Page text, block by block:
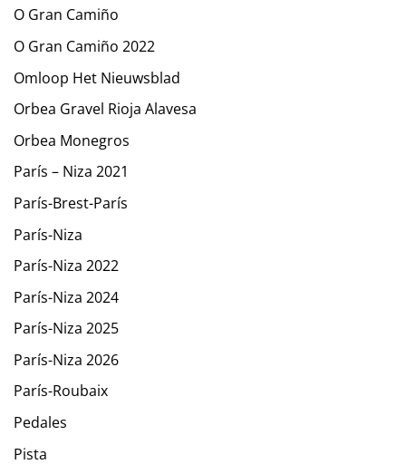
O Gran Camiño
O Gran Camiño 2022
Omloop Het Nieuwsblad
Orbea Gravel Rioja Alavesa
Orbea Monegros
París – Niza 2021
París-Brest-París
París-Niza
París-Niza 2022
París-Niza 2024
París-Niza 2025
París-Niza 2026
París-Roubaix
Pedales
Pista